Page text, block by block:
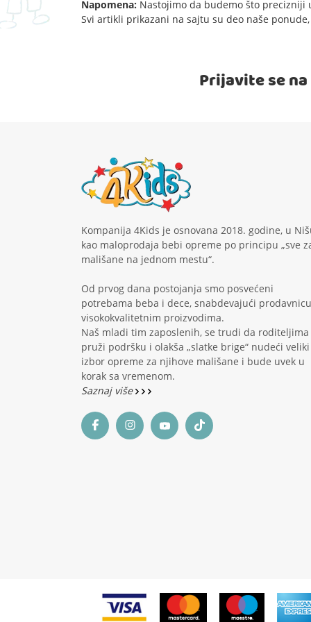
Napomena: Nastojimo da budemo što precizniji
Svi artikli prikazani na sajtu su deo naše
Prijavite se
Kompanija 4Kids je osnovana 2018. godine, u
kao maloprodaja bebi opreme po principu „sve
mališane na jednom mestu“.
Od prvog dana postojanja smo posvećeni
potrebama beba i dece, snabdevajući prodavnicu
visokokvalitetnim proizvodima.
Naš mladi tim zaposlenih, se trudi da roditeljima
pruži podršku i olakša „slatke brige“ nudeći veliki
izbor opreme za njihove mališane i bude uvek u
korak sa vremenom.
Saznaj više